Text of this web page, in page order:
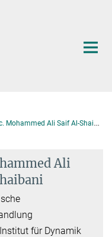
Mohammed Ali Saif Al-Shaibani
Ali
für Dynamik